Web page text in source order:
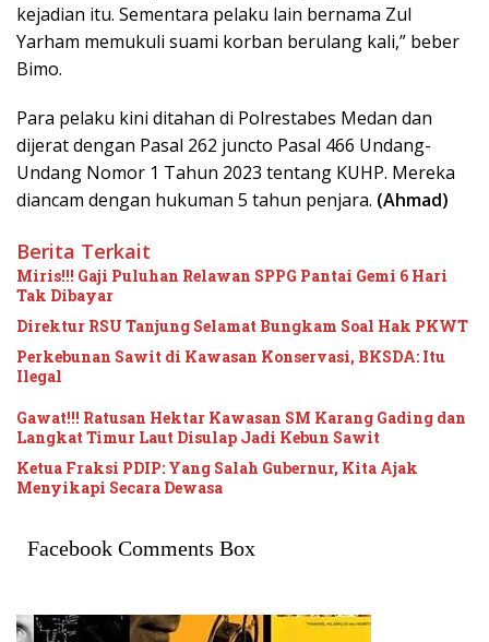
kejadian itu. Sementara pelaku lain bernama Zul
Yarham memukuli suami korban berulang kali,” beber
Bimo.
Para pelaku kini ditahan di Polrestabes Medan dan
dijerat dengan Pasal 262 juncto Pasal 466 Undang-
Undang Nomor 1 Tahun 2023 tentang KUHP. Mereka
diancam dengan hukuman 5 tahun penjara. (Ahmad)
Berita Terkait
Miris!!! Gaji Puluhan Relawan SPPG Pantai Gemi 6 Hari
Tak Dibayar
Direktur RSU Tanjung Selamat Bungkam Soal Hak PKWT
Perkebunan Sawit di Kawasan Konservasi, BKSDA: Itu
Ilegal
Gawat!!! Ratusan Hektar Kawasan SM Karang Gading dan
Langkat Timur Laut Disulap Jadi Kebun Sawit
Ketua Fraksi PDIP: Yang Salah Gubernur, Kita Ajak
Menyikapi Secara Dewasa
Facebook Comments Box